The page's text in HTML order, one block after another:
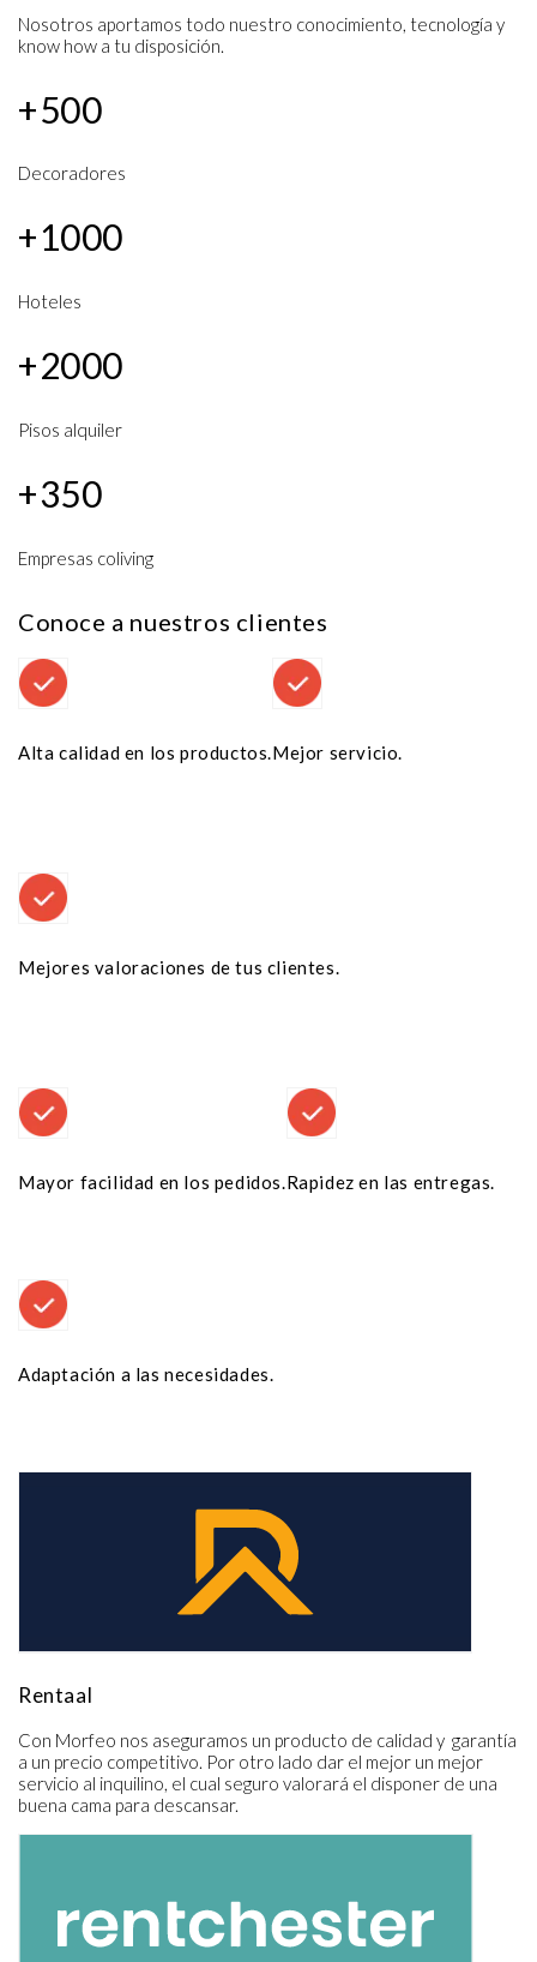
Nosotros aportamos todo nuestro conocimiento, tecnología y
know how a tu disposición.
+500
Decoradores
+1000
Hoteles
+2000
Pisos alquiler
+350
Empresas coliving
Conoce a nuestros clientes
Alta calidad en los productos.Mejor servicio.
Mejores valoraciones de tus clientes.
Mayor facilidad en los pedidos.Rapidez en las entregas.
Adaptación a las necesidades.
Rentaal
Con Morfeo nos aseguramos un producto de calidad y  garantía
a un precio competitivo. Por otro lado dar el mejor un mejor
servicio al inquilino, el cual seguro valorará el disponer de una
buena cama para descansar.